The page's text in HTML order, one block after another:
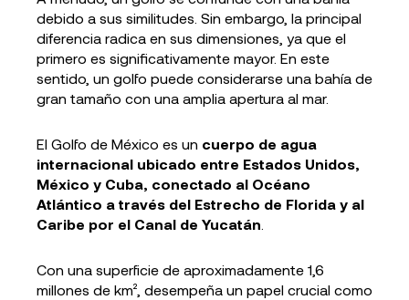
debido a sus similitudes. Sin embargo, la principal
diferencia radica en sus dimensiones, ya que el
primero es significativamente mayor. En este
sentido, un golfo puede considerarse una bahía de
gran tamaño con una amplia apertura al mar.
El Golfo de México es un cuerpo de agua
internacional ubicado entre Estados Unidos,
México y Cuba, conectado al Océano
Atlántico a través del Estrecho de Florida y al
Caribe por el Canal de Yucatán
Con una superficie de aproximadamente 1,6
millones de km², desempeña un papel crucial como